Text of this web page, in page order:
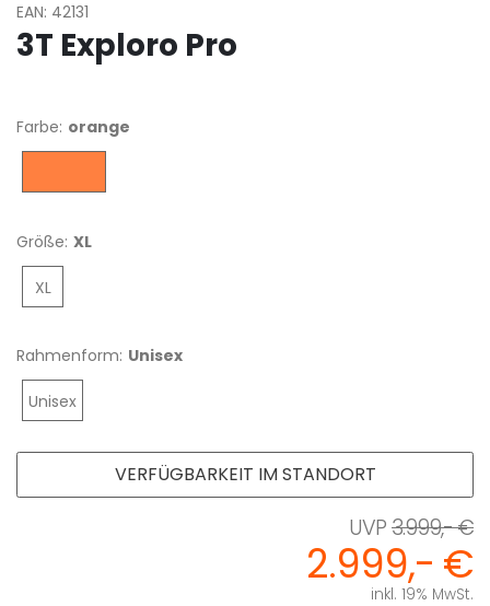
EAN: 42131
3T Exploro Pro
Farbe: orange
Größe: XL
XL
Rahmenform: Unisex
Unisex
3.999,- €
2.999,- €
inkl. 19% MwSt.
VERFÜGBARKEIT IM STANDORT